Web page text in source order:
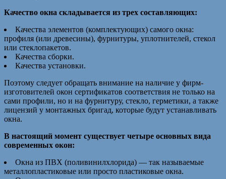
Качество окна складывается из трех составляющих:
Качества элементов (комплектующих) самого окна:
профиля (или древесины), фурнитуры, уплотнителей, стекол
или стеклопакетов.
Качества сборки.
Качества установки.
Поэтому следует обращать внимание на наличие у фирм-
изготовителей окон сертификатов соответствия не только на
сами профили, но и на фурнитуру, стекло, герметики, а также
лицензий у монтажных бригад, которые будут устанавливать
окна.
В настоящий момент существует четыре основных вида
современных окон:
Окна из ПВХ (поливинилхлорида) — так называемые
металлопластиковые или просто пластиковые окна.